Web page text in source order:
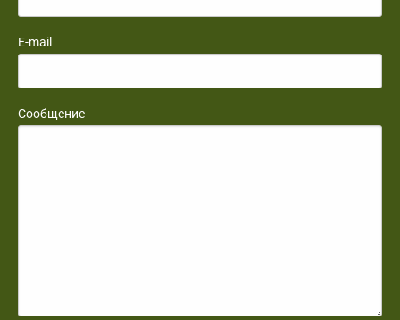
E-mail
Сообщение